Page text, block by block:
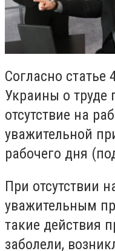
Согласно статье
Украины о труде
отсутствие на
уважительной
рабочего дня
При отсутствии
уважительным
такие действия
заболели,